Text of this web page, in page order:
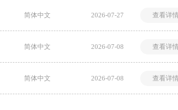
简体中文 2026-07-27 查看详
简体中文 2026-07-08 查看详
简体中文 2026-07-08 查看详